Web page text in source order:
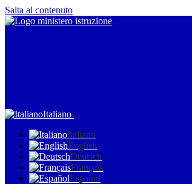
Salta al contenuto
Italiano
Italiano
English
Deutsch
Français
Español